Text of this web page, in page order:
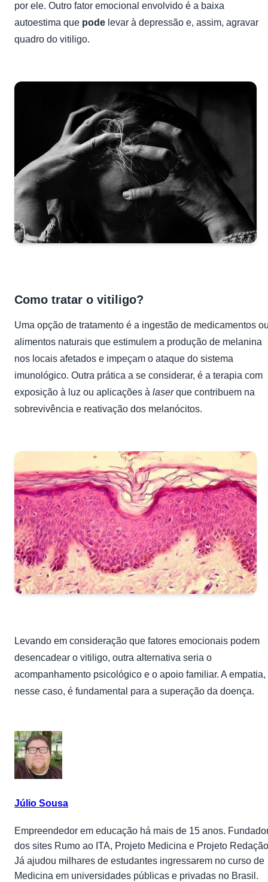
por ele. Outro fator emocional envolvido é a baixa
autoestima que pode levar à depressão e, assim, agravar
quadro do vitiligo.
Como tratar o vitiligo?
Uma opção de tratamento é a ingestão de medicamentos
alimentos naturais que estimulem a produção de melanina
nos locais afetados e impeçam o ataque do sistema
imunológico. Outra prática a se considerar, é a terapia com
exposição à luz ou aplicações à laserque contribuem na
sobrevivência e reativação dos melanócitos.
Levando em consideração que fatores emocionais podem
desencadear o vitiligo, outra alternativa seria o
acompanhamento psicológico e o apoio familiar. A empatia,
nesse caso, é fundamental para a superação da doença.
Júlio Sousa
Empreendedor em educação há mais de 15 anos.
dos sites Rumo ao ITA, Projeto Medicina e Projeto
Já ajudou milhares de estudantes ingressarem no curso de
Medicina em universidades públicas e privadas no Brasil.